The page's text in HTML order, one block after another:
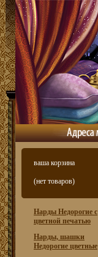
ваша корзина
(нет товаров)
Нарды Недорогие с
цветной печатью
Нарды, шашки
Недорогие цветные